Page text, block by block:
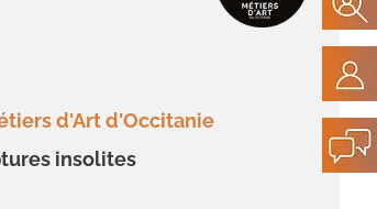
d'Art d'Occitanie
insolites